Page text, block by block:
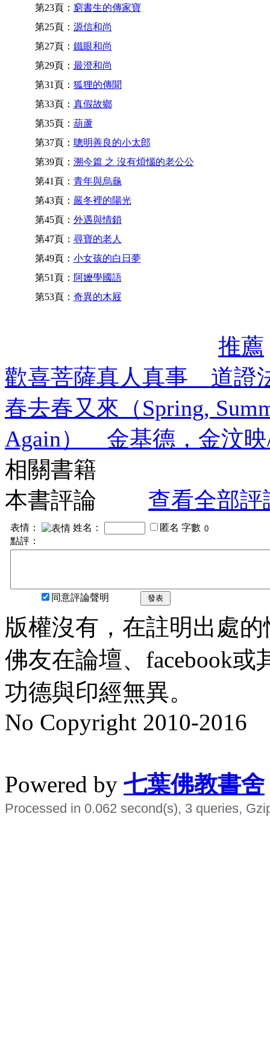
第23頁： 窮書生的傳家寶
第25頁： 源信和尚
第27頁： 鐵眼和尚
第29頁： 最澄和尚
第31頁： 狐狸的傳聞
第33頁： 真假故鄉
第35頁： 葫蘆
第37頁： 聰明善良的小太郎
第39頁： 溯今篇 之 沒有煩惱的老公公
第41頁： 青年與烏龜
第43頁： 嚴冬裡的陽光
第45頁： 外遇與情鎖
第47頁： 尋寶的老人
第49頁： 小女孩的白日夢
第51頁： 阿嬤學國語
第53頁： 奇異的木屐
推薦
歡喜菩薩真人真事 道證
春去春又來（Spring,
Again） 金基德，金汶
相關書籍
本書評論
查看全部評
表情： 姓名： 匿名 字數
點評：
同意評論聲明 發表
版權沒有，在註明出處
佛友在論壇、facebook
功德與印經無異。
No Copyright 2010-2016
Powered by 七葉佛教書舍
Processed in 0.062 second(s), 3 queries,